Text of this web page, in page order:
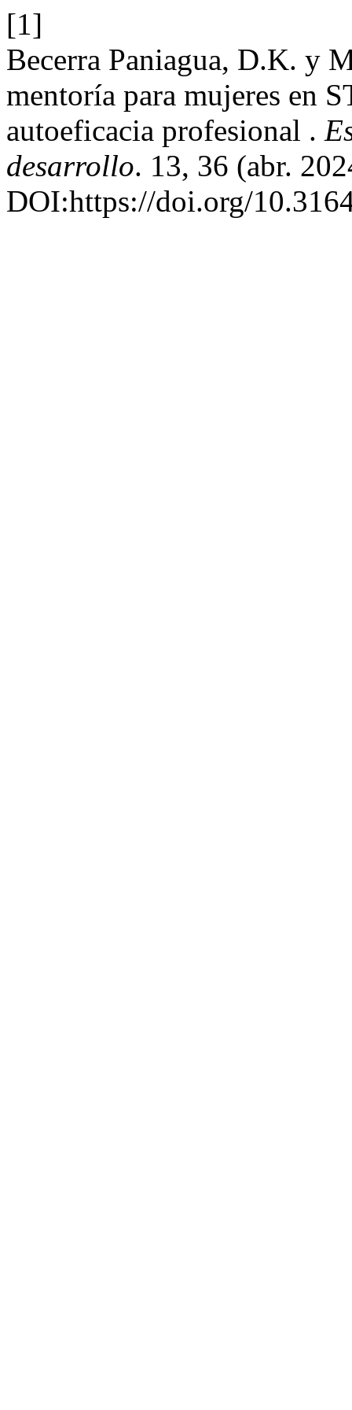
[1]
Becerra Paniagua, D.K. y
mentoría para mujeres en
autoeficacia profesional .
desarrollo. 13, 36 (abr.
DOI:https://doi.org/